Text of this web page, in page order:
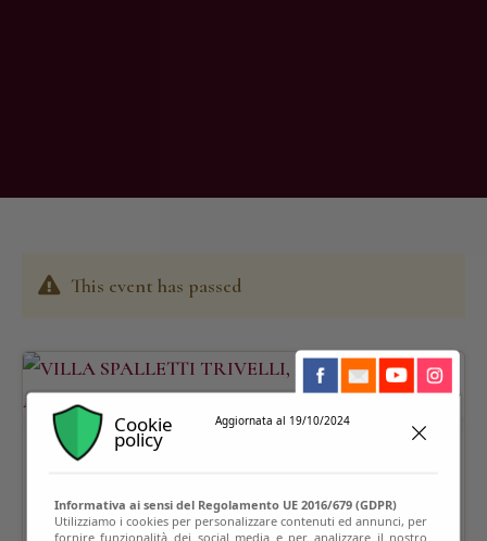
This event has passed
Cookie
policy
Aggiornata al 19/10/2024
Informativa ai sensi del Regolamento UE 2016/679 (GDPR)
Utilizziamo i cookies per personalizzare contenuti ed annunci, per
fornire funzionalità dei social media e per analizzare il nostro